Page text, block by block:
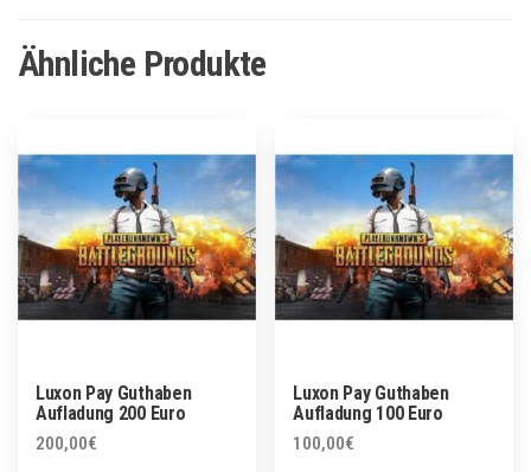
Ähnliche Produkte
Luxon Pay Guthaben
Aufladung 200 Euro
200,00€
Luxon Pay Guthaben
Aufladung 100 Euro
100,00€